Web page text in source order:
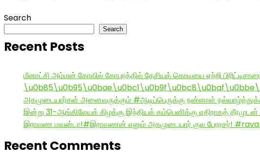
Search
Search
Recent Posts
மீனாட்சி அம்மன் கோவில் கோபுரத்தில் தேசியக் கொடியை ஏற்றி
அகமுடையார்கள் அனைவருக்கும் #ஆடிப்பெருக்கு நன்னாள்
இன்று 31-ஆங்கிலேயக் கிழக்கு இந்தியக் கம்பெனிக்கு எதிராகத்
இராவண மவன்டா!#இராவணன் எனும் அகமுடையார் குல பேரரசர்!
Recent Comments